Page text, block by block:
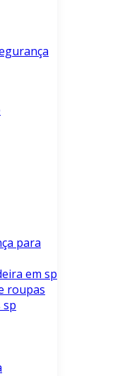
para
em sp
roupas
sp